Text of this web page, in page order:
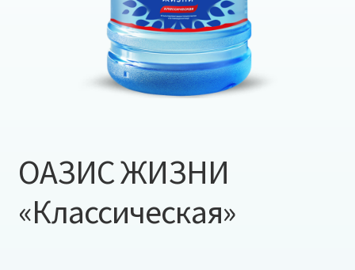
ОАЗИС ЖИЗНИ
«Классическая»